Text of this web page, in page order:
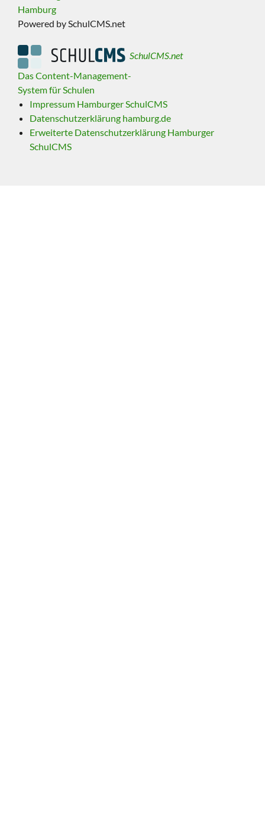
Hamburg
Powered by SchulCMS.net
SchulCMS.net
Das Content-Management-
System für Schulen
Impressum Hamburger SchulCMS
Datenschutzerklärung hamburg.de
Erweiterte Datenschutzerklärung Hamburger
SchulCMS